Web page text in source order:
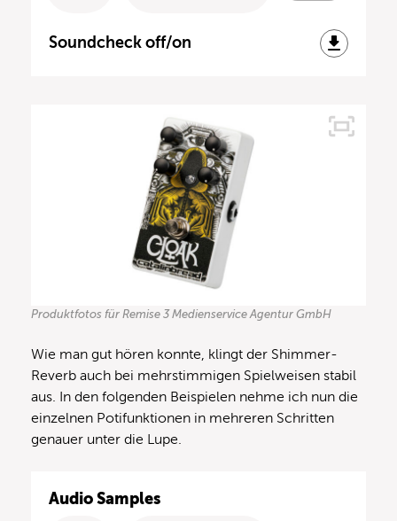
Soundcheck off/on
Produktfotos für Remise 3 Medienservice Agentur GmbH
Wie man gut hören konnte, klingt der Shimmer-
Reverb auch bei mehrstimmigen Spielweisen stabil
aus. In den folgenden Beispielen nehme ich nun die
einzelnen Potifunktionen in mehreren Schritten
genauer unter die Lupe.
Audio Samples